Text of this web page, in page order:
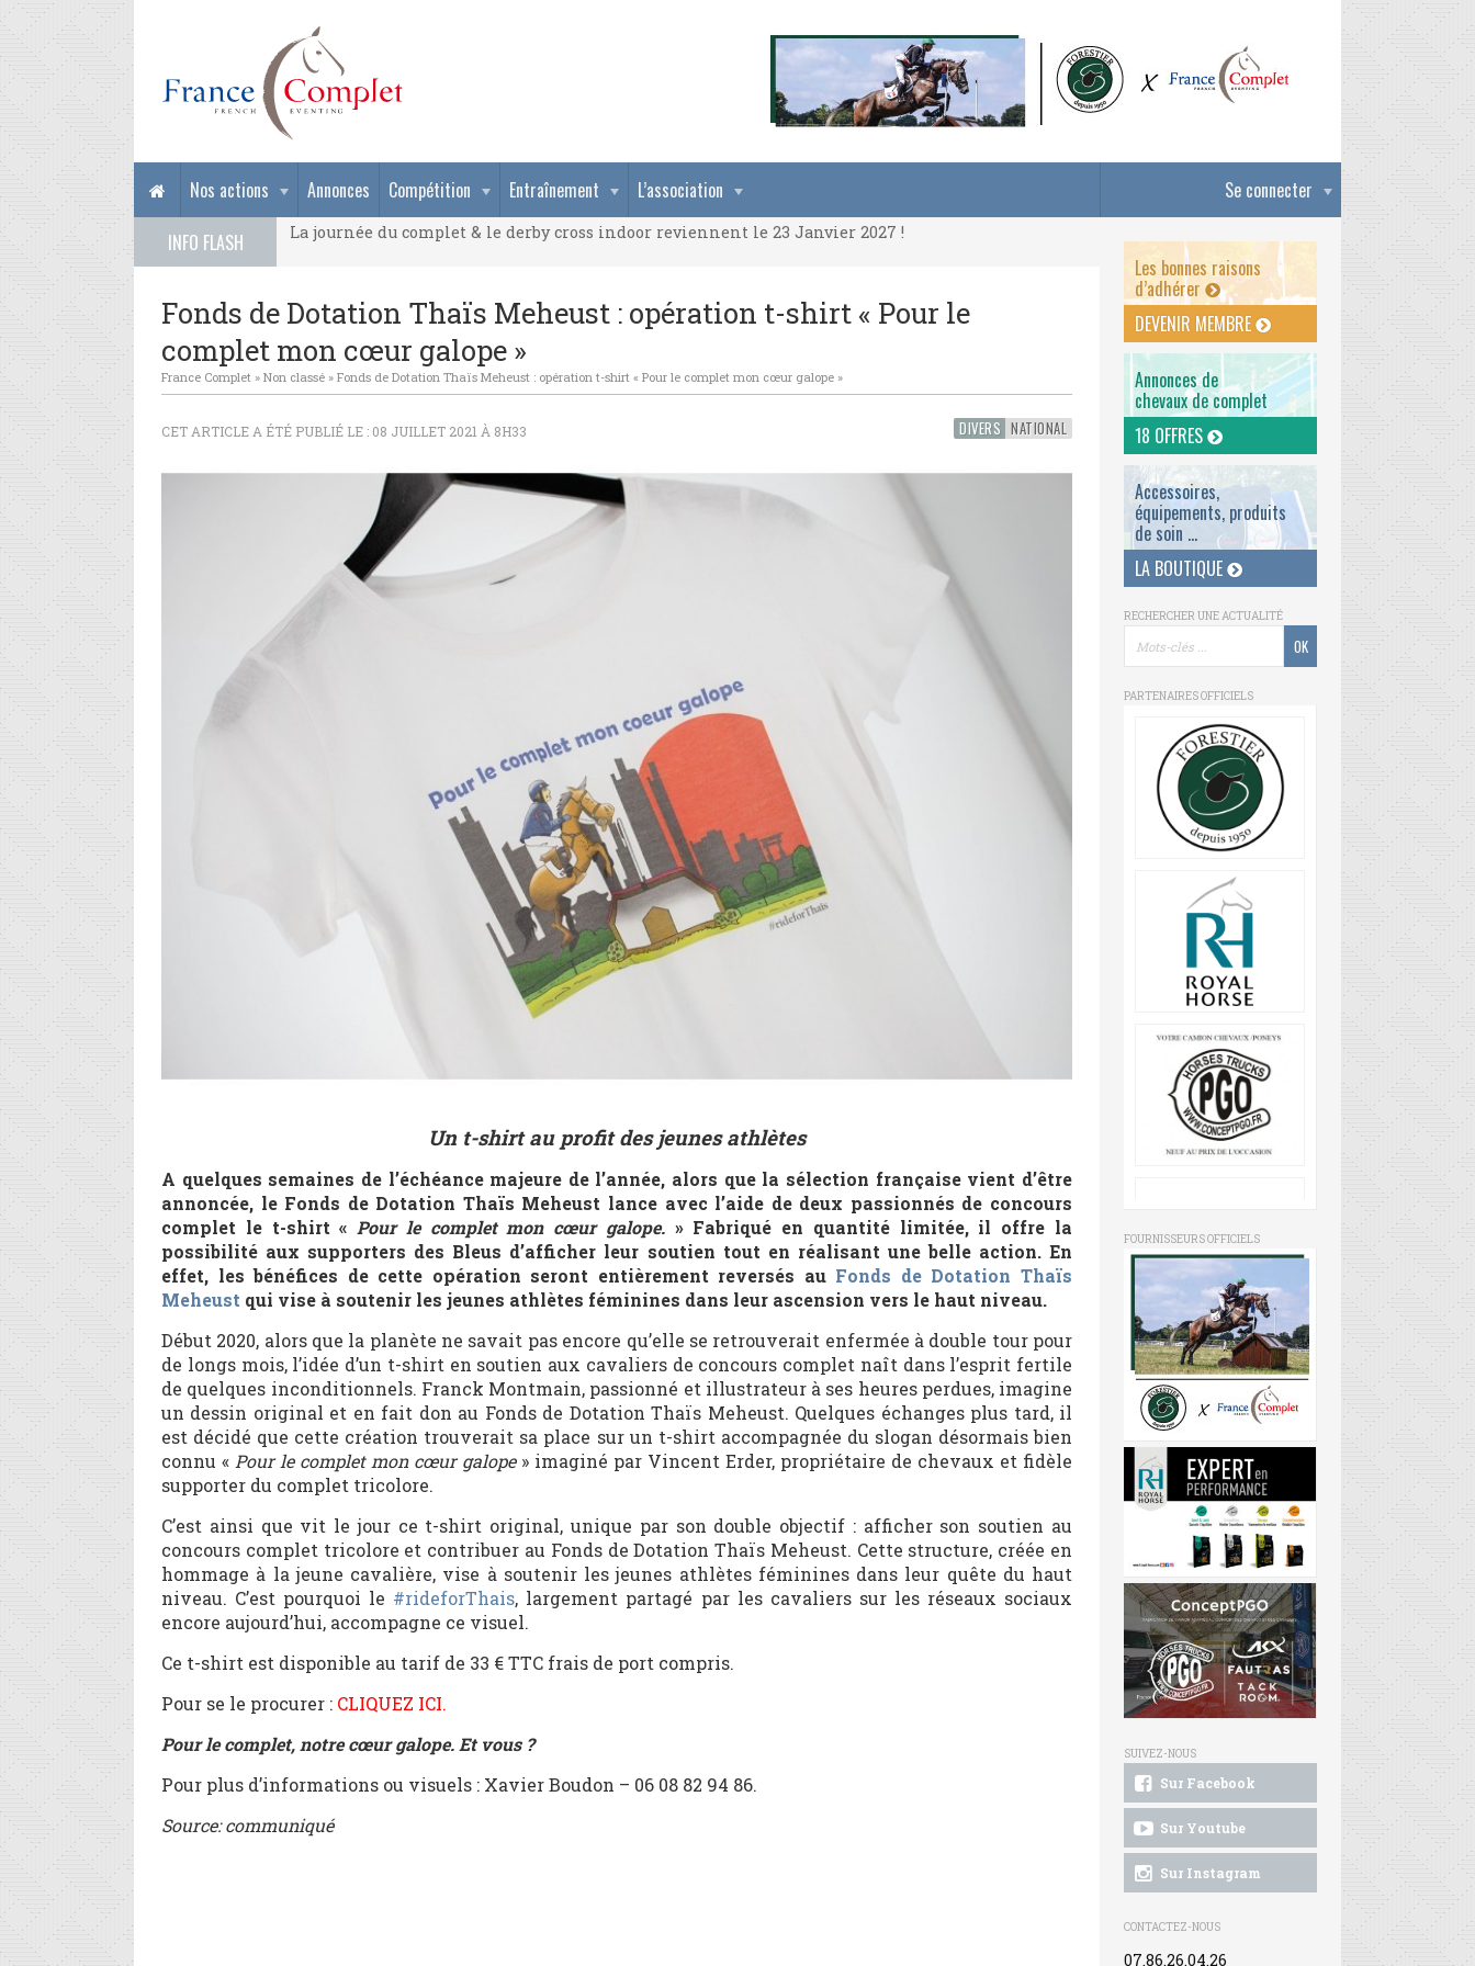
Se connecter
Nos actions Annonces Compétition Entraînement
L’association
INFO FLASH
La journée du complet & le derby cross indoor reviennent le 23 Janvier 2027 !
La journée du complet & le derby cross indoor reviennent le 23 Janvier 2027 !
Fonds de Dotation Thaïs Meheust : opération t-shirt « Pour le
complet mon cœur galope »
France Complet » Non classé » Fonds de Dotation Thaïs Meheust : opération t-shirt « Pour le complet mon cœur galope »
DIVERS NATIONAL
CET ARTICLE A ÉTÉ PUBLIÉ LE : 08 JUILLET 2021 À 8H33
Un t-shirt au profit des jeunes athlètes
A quelques semaines de l’échéance majeure de l’année, alors que la sélection française vient d’être
annoncée, le Fonds de Dotation Thaïs Meheust lance avec l’aide de deux passionnés de concours
complet le t-shirt «Pour le complet mon cœur galope.» Fabriqué en quantité limitée, il offre la
possibilité aux supporters des Bleus d’afficher leur soutien tout en réalisant une belle action. En
effet, les bénéfices de cette opération seront entièrement reversés au Fonds de Dotation Thaïs
Meheust qui vise à soutenir les jeunes athlètes féminines dans leur ascension vers le haut niveau.
Début 2020, alors que la planète ne savait pas encore qu’elle se retrouverait enfermée à double tour pour
de longs mois, l’idée d’un t-shirt en soutien aux cavaliers de concours complet naît dans l’esprit fertile
de quelques inconditionnels. Franck Montmain, passionné et illustrateur à ses heures perdues, imagine
un dessin original et en fait don au Fonds de Dotation Thaïs Meheust. Quelques échanges plus tard, il
est décidé que cette création trouverait sa place sur un t-shirt accompagnée du slogan désormais bien
connu « Pour le complet mon cœur galope» imaginé par Vincent Erder, propriétaire de chevaux et fidèle
supporter du complet tricolore.
C’est ainsi que vit le jour ce t-shirt original, unique par son double objectif : afficher son soutien au
concours complet tricolore et contribuer au Fonds de Dotation Thaïs Meheust. Cette structure, créée en
hommage à la jeune cavalière, vise à soutenir les jeunes athlètes féminines dans leur quête du haut
niveau. C’est pourquoi le #rideforThais, largement partagé par les cavaliers sur les réseaux sociaux
encore aujourd’hui, accompagne ce visuel.
Ce t-shirt est disponible au tarif de 33 € TTC frais de port compris.
Pour se le procurer : CLIQUEZ ICI.
Pour le complet, notre cœur galope. Et vous ?
Pour plus d’informations ou visuels : Xavier Boudon – 06 08 82 94 86.
Source: communiqué
Les bonnes raisons
d’adhérer
DEVENIR MEMBRE
Annonces de
chevaux de complet
18 OFFRES
Accessoires,
équipements, produits
de soin ...
LA BOUTIQUE
RECHERCHER UNE ACTUALITÉ
PARTENAIRES OFFICIELS
FOURNISSEURS OFFICIELS
SUIVEZ-NOUS
Sur Facebook
Sur Youtube
Sur Instagram
CONTACTEZ-NOUS
07.86.26.04.26